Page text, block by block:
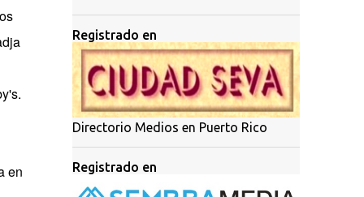
en
Registrado en
Directorio Medios en Puerto Rico
Registrado en